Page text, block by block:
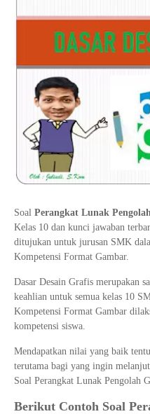
Materi Komputer dan
Materi Pemograman Dasar
Sistem Komputer
Dasar Desain Grafis
Desain Media Interaktif
Tata Busana
Bisnis Daring dan Pemasaran
Soal Perangkat Lunak
Kelas 10 dan kunci jawaban
ditujukan untuk jurusan SMK
Kompetensi Format Gambar.
Dasar Desain Grafis merupakan
keahlian untuk semua kelas 10
Kompetensi Format Gambar
kompetensi siswa.
Mendapatkan nilai yang baik
terutama bagi yang ingin
Soal Perangkat Lunak Pengolah
Berikut Contoh Soal